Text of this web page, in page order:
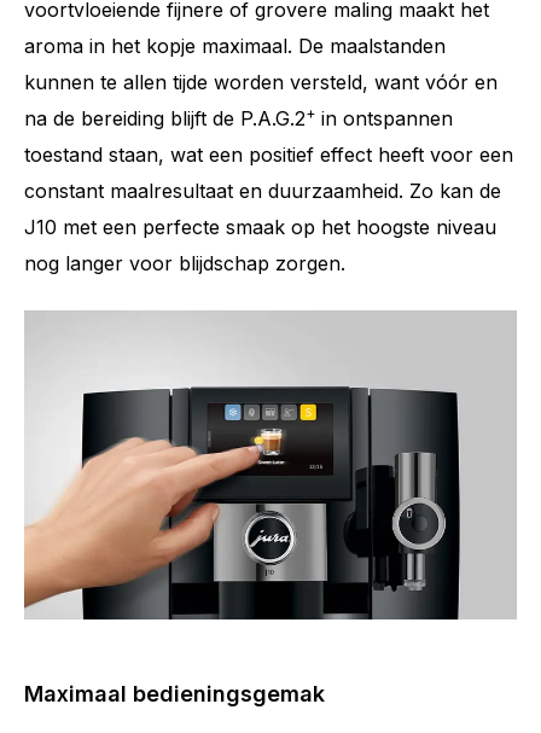
voortvloeiende fijnere of grovere maling maakt het
aroma in het kopje maximaal. De maalstanden
kunnen te allen tijde worden versteld, want vóór en
na de bereiding blijft de P.A.G.2+ in ontspannen
toestand staan, wat een positief effect heeft voor een
constant maalresultaat en duurzaamheid. Zo kan de
J10 met een perfecte smaak op het hoogste niveau
nog langer voor blijdschap zorgen.
Maximaal bedieningsgemak